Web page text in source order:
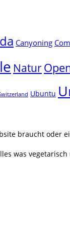
Canyoning
Natur
Ubuntu
braucht oder
was